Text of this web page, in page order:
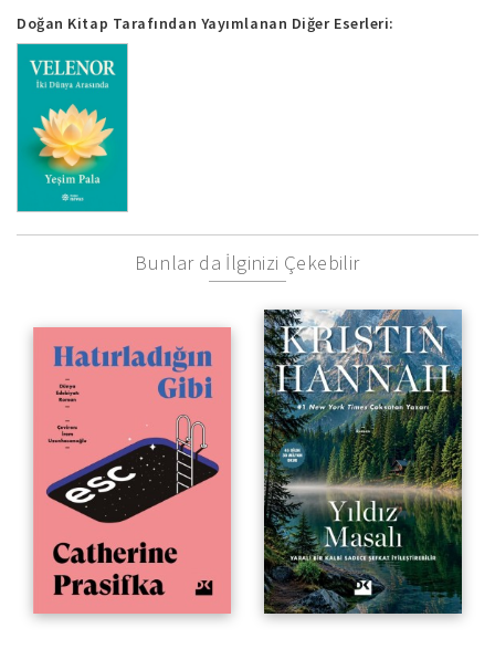
Doğan Kitap Tarafından Yayımlanan Diğer Eserleri:
Bunlar da İlginizi Çekebilir